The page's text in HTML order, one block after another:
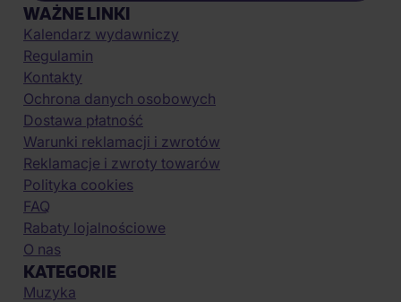
WAŻNE LINKI
Kalendarz wydawniczy
Regulamin
Kontakty
Ochrona danych osobowych
Dostawa płatność
Warunki reklamacji i zwrotów
Reklamacje i zwroty towarów
Polityka cookies
FAQ
Rabaty lojalnościowe
O nas
KATEGORIE
Muzyka